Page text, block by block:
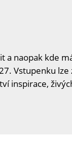
naopak kde
Vstupenku lze
inspirace,